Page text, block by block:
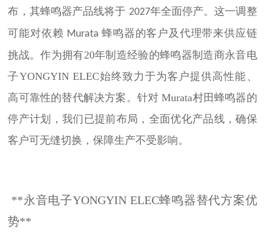
布，其蜂鸣器产品线将于 2027年全面停产。这一调整
可能对依赖 Murata蜂鸣器的客户及代理带来供应链
挑战。作为拥有20年制造经验的蜂鸣器制造商永音电
子YONGYIN ELEC始终致力于为客户提供高性能、
高可靠性的替代解决方案。针对 Murata村田蜂鸣器的
停产计划，我们已提前布局，全面优化产品线，确保
客户可无缝切换，保障生产不受影响。
**永音电子YONGYIN ELEC蜂鸣器替代方案优
势**